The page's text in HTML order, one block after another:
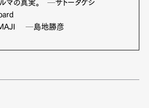
ルマの真実。 ─サトータケシ
─島地勝彦